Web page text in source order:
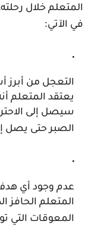
المتعلم خلال
في الآتي:
التعجل من أبرز
يعتقد المتعلم
سيصل إلى
الصبر حتى يصل
عدم وجود أي هدف
المتعلم الحافز
المعوقات التي